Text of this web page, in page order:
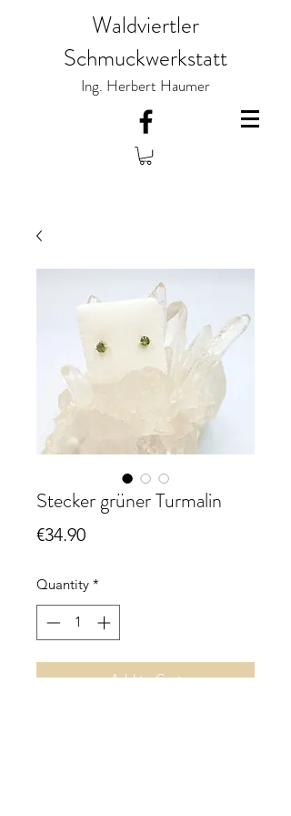
Waldviertler
Schmuckwerkstatt
Ing. Herbert Haumer
Stecker grüner Turmalin
€34.90Price
Quantity *
Add to Cart